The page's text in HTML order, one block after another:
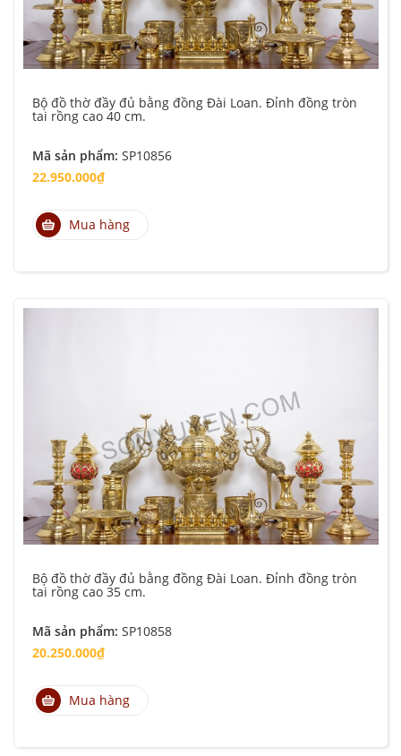
Bộ đồ thờ đầy đủ bằng đồng Đài Loan. Đỉnh đồng tròn
tai rồng cao 40 cm.
Mã sản phẩm: SP10856
22.950.000₫
Mua hàng
Bộ đồ thờ đầy đủ bằng đồng Đài Loan. Đỉnh đồng tròn
tai rồng cao 35 cm.
Mã sản phẩm: SP10858
20.250.000₫
Mua hàng